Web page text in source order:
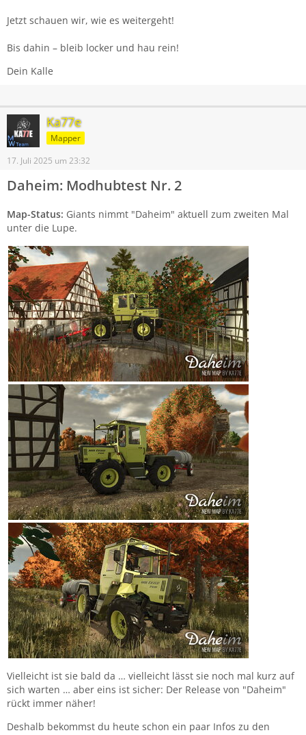
Jetzt schauen wir, wie es weitergeht!
Bis dahin – bleib locker und hau rein!
Dein Kalle
Ka77e
Mapper
17. Juli 2025 um 23:32
Daheim: Modhubtest Nr. 2
Map-Status: Giants nimmt "Daheim" aktuell zum zweiten Mal
unter die Lupe.
Vielleicht ist sie bald da … vielleicht lässt sie noch mal kurz auf
sich warten … aber eins ist sicher: Der Release von "Daheim"
rückt immer näher!
Deshalb bekommst du heute schon ein paar Infos zu den